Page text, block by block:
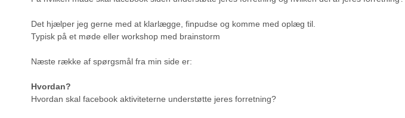
Det hjælper jeg gerne med at klarlægge, finpudse og komme med oplæg til.
Typisk på et møde eller workshop med brainstorm
Næste række af spørgsmål fra min side er:
Hvordan?
Hvordan skal facebook aktiviteterne understøtte jeres forretning?